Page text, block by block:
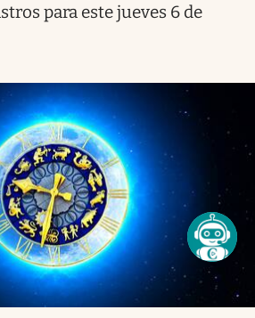
para este jueves 6 de